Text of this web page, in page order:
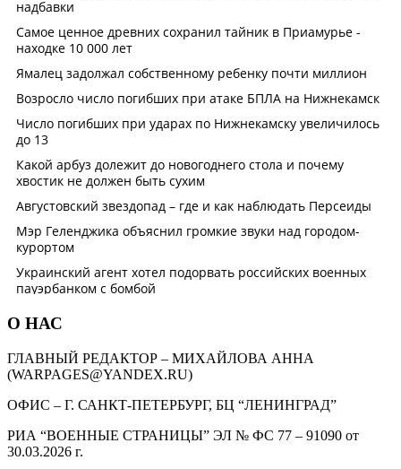
О НАС
ГЛАВНЫЙ РЕДАКТОР – МИХАЙЛОВА АННА
(WARPAGES@YANDEX.RU)
ОФИС – Г. САНКТ-ПЕТЕРБУРГ, БЦ “ЛЕНИНГРАД”
РИА “ВОЕННЫЕ СТРАНИЦЫ” ЭЛ № ФС 77 – 91090 от
30.03.2026 г.